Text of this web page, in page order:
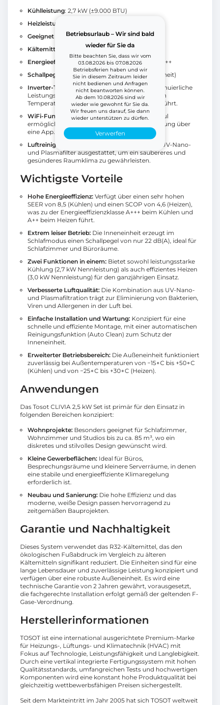
Betriebsurlaub – Wir sind bald
wieder für Sie da
Bitte beachten Sie, dass wir vom
03.08.2026 bis 07.08.2026
Betriebsferien haben und wir
Sie in diesem Zeitraum leider
nicht bedienen und Anfragen
nicht beantworten können.
Ab dem 10.08.2026 sind wir
wieder wie gewohnt für Sie da.
Wir freuen uns darauf, Sie dann
wieder unterstützen zu dürfen.
Verwerfen
Kühlleistung: 2,7 kW (±9.000 BTU)
Heizleistung
Geeignet für Räume bis zu: ±85 m³
Kältemittel
: R32 (niedriges GWP)
Energieeffizienzklasse(Kühlen/Heizen): A+++/A++
Schallpegel
(Leiser Modus): 22 dB(A) (Inneneinheit)
Inverter-Technologie:Gewährleistet eine kontinuierliche
Leistungsanpassung, was zu einer sehr stabilen
Temperatur und einem hohen Wirkungsgrad führt.
WiFi-Funktionalität:Das integrierte WiFi-Modul
ermöglicht die Fernsteuerung und -überwachung über
eine App.
Luftreinigung:
Die Inneneinheit ist mit einem UV-Nano-
und Plasmafilter ausgestattet, um ein saubereres und
gesünderes Raumklima zu gewährleisten.
Wichtigste Vorteile
Hohe Energieeffizienz: Verfügt über einen sehr hohen
SEER von 8,5 (Kühlen) und einen SCOP von 4,6 (Heizen),
was zu der Energieeffizienzklasse A+++ beim Kühlen und
A++ beim Heizen führt.
Extrem leiser Betrieb: Die Inneneinheit erzeugt im
Schlafmodus einen Schallpegel von nur 22 dB(A), ideal für
Schlafzimmer und Büroräume.
Zwei Funktionen in einem: Bietet sowohl leistungsstarke
Kühlung (2,7 kW Nennleistung) als auch effizientes Heizen
(3,0 kW Nennleistung) für den ganzjährigen Einsatz.
Verbesserte Luftqualität: Die Kombination aus UV-Nano-
und Plasmafiltration trägt zur Eliminierung von Bakterien,
Viren und Allergenen in der Luft bei.
Einfache Installation und Wartung: Konzipiert für eine
schnelle und effiziente Montage, mit einer automatischen
Reinigungsfunktion (Auto Clean) zum Schutz der
Inneneinheit.
Erweiterter Betriebsbereich: Die Außeneinheit funktioniert
zuverlässig bei Außentemperaturen von −15∘C bis +50∘C
(Kühlen) und von −25∘C bis +30∘C (Heizen).
Anwendungen
Das Tosot CLIVIA 2,5 kW Set ist primär für den Einsatz in
folgenden Bereichen konzipiert:
Wohnprojekte: Besonders geeignet für Schlafzimmer,
Wohnzimmer und Studios bis zu ca. 85 m³, wo ein
diskretes und stilvolles Design gewünscht wird.
Kleine Gewerbeflächen: Ideal für Büros,
Besprechungsräume und kleinere Serverräume, in denen
eine stabile und energieeffiziente Klimaregelung
erforderlich ist.
Neubau und Sanierung: Die hohe Effizienz und das
moderne, weiße Design passen hervorragend zu
zeitgemäßen Bauprojekten.
Garantie und Nachhaltigkeit
Dieses System verwendet das R32-Kältemittel, das den
ökologischen Fußabdruck im Vergleich zu älteren
Kältemitteln signifikant reduziert. Die Einheiten sind für eine
lange Lebensdauer und zuverlässige Leistung konzipiert und
verfügen über eine robuste Außeneinheit. Es wird eine
technische Garantie von 2 Jahren gewährt, vorausgesetzt,
die fachgerechte Installation erfolgt gemäß der geltenden F-
Gase-Verordnung.
Herstellerinformationen
TOSOT ist eine international ausgerichtete Premium-Marke
für Heizungs-, Lüftungs- und Klimatechnik (HVAC) mit
Fokus auf Technologie, Leistungsfähigkeit und Langlebigkeit.
Durch eine vertikal integrierte Fertigungssystem mit hohen
Qualitätsstandards, umfangreichen Tests und hochwertigen
Komponenten wird eine konstant hohe Produktqualität bei
gleichzeitig wettbewerbsfähigen Preisen sichergestellt.
Seit dem Markteintritt im Jahr 2005 hat sich TOSOT weltweit